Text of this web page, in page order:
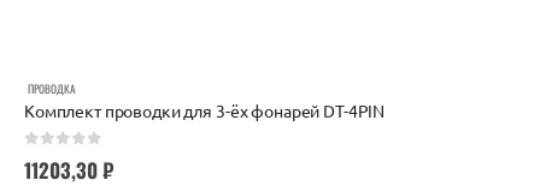
ПРОВОДКА
Комплект проводки для 3-ёх фонарей DT-4PIN
11203,30₽